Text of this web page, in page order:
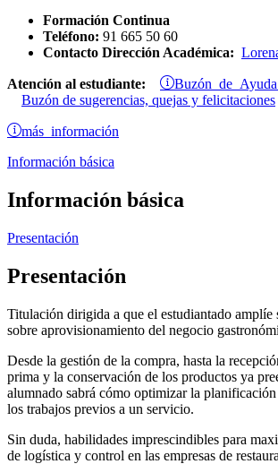
Formación Continua
Teléfono: 91 665 50 60
Contacto Dirección Académica:
Atención al estudiante: Buzón de
Buzón de sugerencias, quejas y felicitaciones
más información
Información básica
Información básica
Presentación
Presentación
Titulación dirigida a que el estudiantado amplíe
sobre aprovisionamiento del negocio
Desde la gestión de la compra, hasta la
prima y la conservación de los productos ya
alumnado sabrá cómo optimizar la
los trabajos previos a un servicio.
Sin duda, habilidades imprescindibles para
de logística y control en las empresas de